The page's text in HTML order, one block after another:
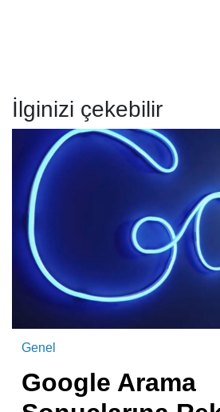
İlginizi çekebilir
Genel
Google Arama